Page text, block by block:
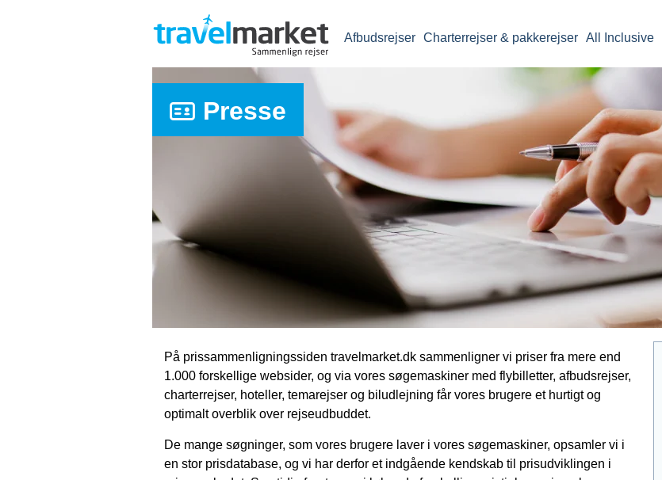
Afbudsrejser Charterrejser & pakkerejser All Inclusive
Presse
På prissammenligningssiden travelmarket.dk sammenligner vi priser fra mere end
1.000 forskellige websider, og via vores søgemaskiner med flybilletter, afbudsrejser,
charterrejser, hoteller, temarejser og biludlejning får vores brugere et hurtigt og
optimalt overblik over rejseudbuddet.
De mange søgninger, som vores brugere laver i vores søgemaskiner, opsamler vi i
en stor prisdatabase, og vi har derfor et indgående kendskab til prisudviklingen i